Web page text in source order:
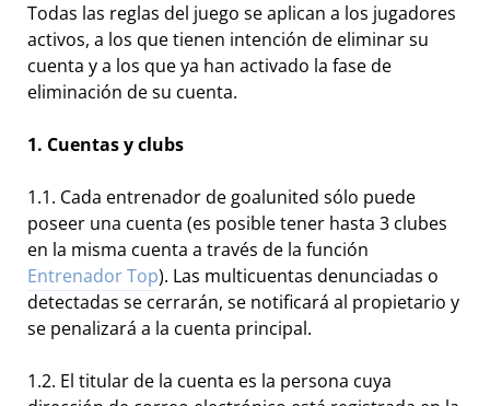
Todas las reglas del juego se aplican a los jugadores
activos, a los que tienen intención de eliminar su
cuenta y a los que ya han activado la fase de
eliminación de su cuenta.
1. Cuentas y clubs
1.1. Cada entrenador de goalunited sólo puede
poseer una cuenta (es posible tener hasta 3 clubes
en la misma cuenta a través de la función
Entrenador Top). Las multicuentas denunciadas o
detectadas se cerrarán, se notificará al propietario y
se penalizará a la cuenta principal.
1.2. El titular de la cuenta es la persona cuya